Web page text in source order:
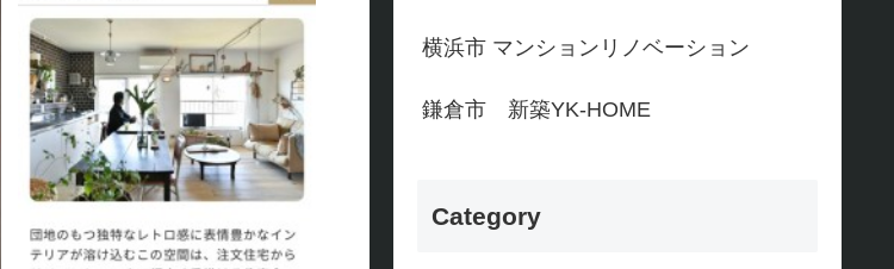
横浜市 マンションリノベーション
鎌倉市 新築YK-HOME
Category